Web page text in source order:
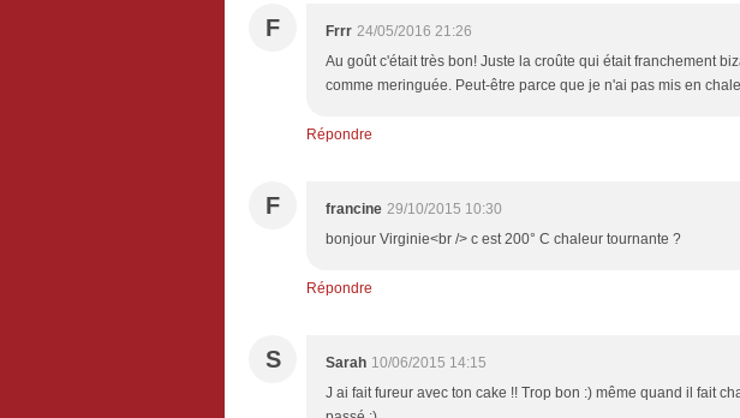
F Frrr 24/05/2016 21:26
Au goût c'était très bon! Juste la croûte qui était franchement
comme meringuée. Peut-être parce que je n'ai pas mis en
Répondre
F francine 29/10/2015 10:30
bonjour Virginie<br /> c est 200° C chaleur tournante ?
Répondre
S Sarah 10/06/2015 14:15
J ai fait fureur avec ton cake !! Trop bon :) même quand il fait